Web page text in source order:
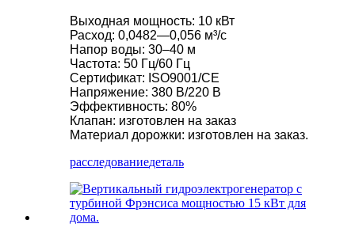
Выходная мощность: 10 кВт
Расход: 0,0482—0,056 м³/с
Напор воды: 30–40 м
Частота: 50 Гц/60 Гц
Сертификат: ISO9001/CE
Напряжение: 380 В/220 В
Эффективность: 80%
Клапан: изготовлен на заказ
Материал дорожки: изготовлен на заказ.
расследованиедеталь